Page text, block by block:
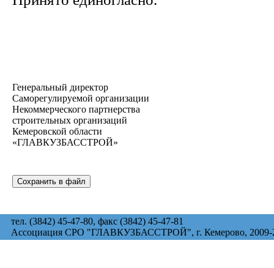
Генеральный директор
Саморегулируемой организации
Некоммерческого партнерства
строительных организаций
Кемеровской области
«ГЛАВКУЗБАССТРОЙ»
тел. (3842) 45-47-80, факс (3842) 45-47-81
Ассоциация СРО "ГЛАВКУЗБАССТРОЙ", г. Кемерово, 2009-